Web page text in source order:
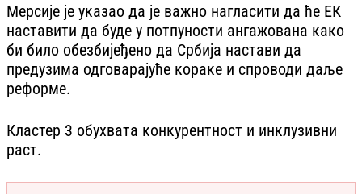
Мерсије је указао да је важно нагласити да ће ЕК
наставити да буде у потпуности ангажована како
би било обезбијеђено да Србија настави да
предузима одговарајуће кораке и спроводи даље
реформе.
Кластер 3 обухвата конкурентност и инклузивни
раст.